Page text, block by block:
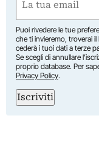
(Required)
Puoi rivedere le tue
che ti invieremo, troverai
cederà i tuoi dati a terze
Se scegli di annullare
proprio database. Per
Privacy Policy.
Iscriviti